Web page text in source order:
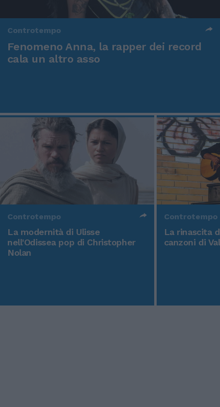
Controtempo
Fenomeno Anna, la rapper dei record
cala un altro asso
Controtempo
La modernità di Ulisse
nell'Odissea pop di Christopher
Nolan
Controtempo
La rinascita
canzoni di